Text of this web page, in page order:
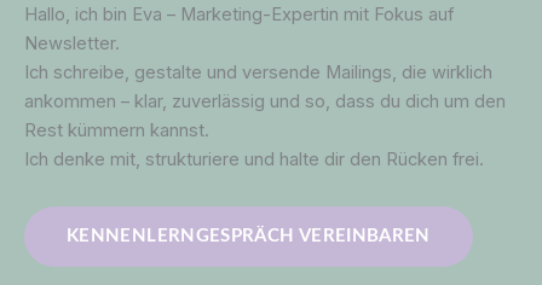
Hallo, ich bin Eva – Marketing-Expertin mit Fokus auf
Newsletter.
Ich schreibe, gestalte und versende Mailings, die wirklich
ankommen – klar, zuverlässig und so, dass du dich um den
Rest kümmern kannst.
Ich denke mit, strukturiere und halte dir den Rücken frei.
KENNENLERNGESPRÄCH VEREINBAREN